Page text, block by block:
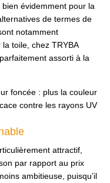
évidemment pour la
de termes de
notamment
toile, chez TRYBA
assorti à la
foncée : plus la couleur
contre les rayons UV
attractif,
par rapport au prix
ambitieuse, puisqu’il